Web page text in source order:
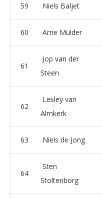
59 Niels Baljet
60 Arne Mulder
61
Jop van der
Steen
62
Lesley van
Almkerk
63 Niels de Jong
64
Sten
Stoltenborg